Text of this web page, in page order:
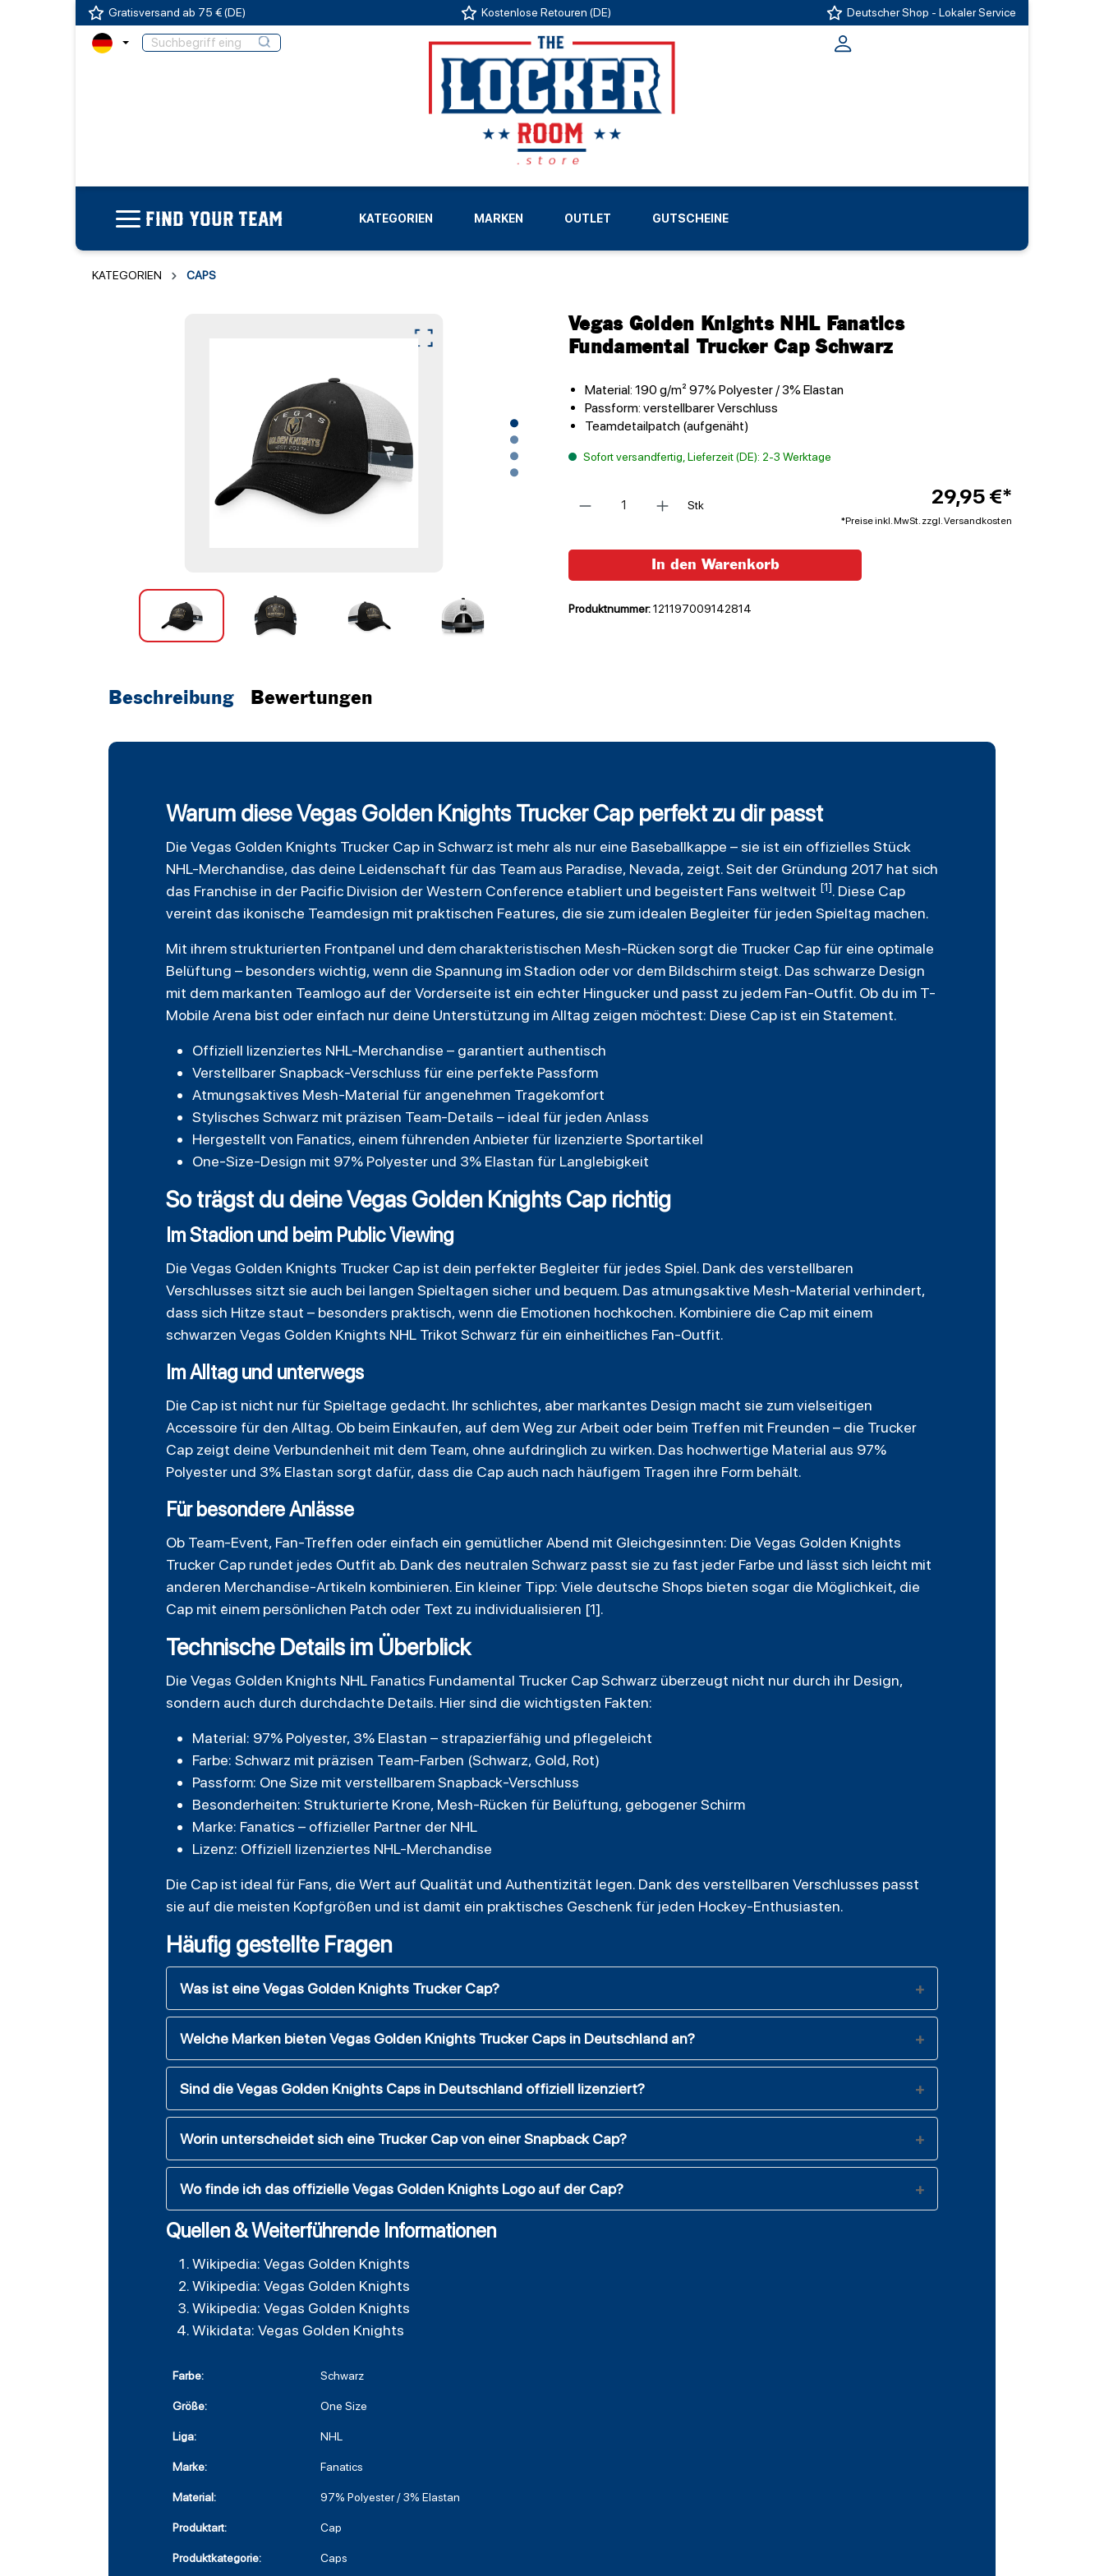
Gratisversand ab 75 € (DE) Kostenlose Retouren (DE) Deutscher Shop - Lokaler Service
FIND YOUR TEAM KATEGORIEN MARKEN
LIGEN
OUTLET GUTSCHEINE
KATEGORIEN CAPS
Vegas Golden Knights NHL Fanatics
Fundamental Trucker Cap Schwarz
Material: 190 g/m² 97% Polyester / 3% Elastan
Passform: verstellbarer Verschluss
Teamdetailpatch (aufgenäht)
Sofort versandfertig, Lieferzeit (DE): 2-3 Werktage
Stk
29,95 €*
*Preise inkl. MwSt. zzgl. Versandkosten
In den Warenkorb
Produktnummer:121197009142814
Beschreibung Bewertungen
Warum diese Vegas Golden Knights Trucker Cap perfekt zu dir passt
Die Vegas Golden Knights Trucker Cap in Schwarz ist mehr als nur eine Baseballkappe – sie ist ein offizielles Stück
NHL-Merchandise, das deine Leidenschaft für das Team aus Paradise, Nevada, zeigt. Seit der Gründung 2017 hat sich
das Franchise in der Pacific Division der Western Conference etabliert und begeistert Fans weltweit [1]. Diese Cap
vereint das ikonische Teamdesign mit praktischen Features, die sie zum idealen Begleiter für jeden Spieltag machen.
Mit ihrem strukturierten Frontpanel und dem charakteristischen Mesh-Rücken sorgt die Trucker Cap für eine optimale
Belüftung – besonders wichtig, wenn die Spannung im Stadion oder vor dem Bildschirm steigt. Das schwarze Design
mit dem markanten Teamlogo auf der Vorderseite ist ein echter Hingucker und passt zu jedem Fan-Outfit. Ob du im T-
Mobile Arena bist oder einfach nur deine Unterstützung im Alltag zeigen möchtest: Diese Cap ist ein Statement.
Offiziell lizenziertes NHL-Merchandise – garantiert authentisch
Verstellbarer Snapback-Verschluss für eine perfekte Passform
Atmungsaktives Mesh-Material für angenehmen Tragekomfort
Stylisches Schwarz mit präzisen Team-Details – ideal für jeden Anlass
Hergestellt von Fanatics, einem führenden Anbieter für lizenzierte Sportartikel
One-Size-Design mit 97% Polyester und 3% Elastan für Langlebigkeit
So trägst du deine Vegas Golden Knights Cap richtig
Im Stadion und beim Public Viewing
Die Vegas Golden Knights Trucker Cap ist dein perfekter Begleiter für jedes Spiel. Dank des verstellbaren
Verschlusses sitzt sie auch bei langen Spieltagen sicher und bequem. Das atmungsaktive Mesh-Material verhindert,
dass sich Hitze staut – besonders praktisch, wenn die Emotionen hochkochen. Kombiniere die Cap mit einem
schwarzen Vegas Golden Knights NHL Trikot Schwarz für ein einheitliches Fan-Outfit.
Im Alltag und unterwegs
Die Cap ist nicht nur für Spieltage gedacht. Ihr schlichtes, aber markantes Design macht sie zum vielseitigen
Accessoire für den Alltag. Ob beim Einkaufen, auf dem Weg zur Arbeit oder beim Treffen mit Freunden – die Trucker
Cap zeigt deine Verbundenheit mit dem Team, ohne aufdringlich zu wirken. Das hochwertige Material aus 97%
Polyester und 3% Elastan sorgt dafür, dass die Cap auch nach häufigem Tragen ihre Form behält.
Für besondere Anlässe
Ob Team-Event, Fan-Treffen oder einfach ein gemütlicher Abend mit Gleichgesinnten: Die Vegas Golden Knights
Trucker Cap rundet jedes Outfit ab. Dank des neutralen Schwarz passt sie zu fast jeder Farbe und lässt sich leicht mit
anderen Merchandise-Artikeln kombinieren. Ein kleiner Tipp: Viele deutsche Shops bieten sogar die Möglichkeit, die
Cap mit einem persönlichen Patch oder Text zu individualisieren [1].
Technische Details im Überblick
Die Vegas Golden Knights NHL Fanatics Fundamental Trucker Cap Schwarz überzeugt nicht nur durch ihr Design,
sondern auch durch durchdachte Details. Hier sind die wichtigsten Fakten:
Material: 97% Polyester, 3% Elastan – strapazierfähig und pflegeleicht
Farbe: Schwarz mit präzisen Team-Farben (Schwarz, Gold, Rot)
Passform: One Size mit verstellbarem Snapback-Verschluss
Besonderheiten: Strukturierte Krone, Mesh-Rücken für Belüftung, gebogener Schirm
Marke: Fanatics – offizieller Partner der NHL
Lizenz: Offiziell lizenziertes NHL-Merchandise
Die Cap ist ideal für Fans, die Wert auf Qualität und Authentizität legen. Dank des verstellbaren Verschlusses passt
sie auf die meisten Kopfgrößen und ist damit ein praktisches Geschenk für jeden Hockey-Enthusiasten.
Häufig gestellte Fragen
Was ist eine Vegas Golden Knights Trucker Cap?
Welche Marken bieten Vegas Golden Knights Trucker Caps in Deutschland an?
Sind die Vegas Golden Knights Caps in Deutschland offiziell lizenziert?
Worin unterscheidet sich eine Trucker Cap von einer Snapback Cap?
Wo finde ich das offizielle Vegas Golden Knights Logo auf der Cap?
Quellen & Weiterführende Informationen
Wikipedia: Vegas Golden Knights
Wikipedia: Vegas Golden Knights
Wikipedia: Vegas Golden Knights
Wikidata: Vegas Golden Knights
Farbe: Schwarz
Größe: One Size
Liga: NHL
Marke: Fanatics
Material: 97% Polyester / 3% Elastan
Produktart: Cap
Produktkategorie: Caps